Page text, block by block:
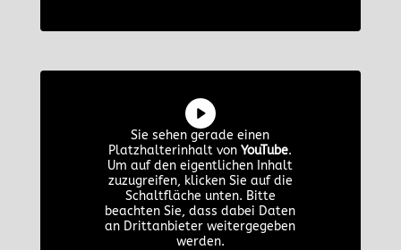
Sie sehen gerade einen
Platzhalterinhalt vonYouTube.
Um auf den eigentlichen Inhalt
zuzugreifen, klicken Sie auf die
Schaltfläche unten. Bitte
beachten Sie, dass dabei Daten
an Drittanbieter weitergegeben
werden.